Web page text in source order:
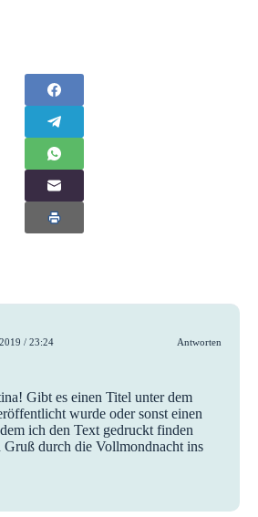
/ 23:24 Antworten
Gibt es einen Titel unter dem
wurde oder sonst einen
ich den Text gedruckt finden
Gruß durch die Vollmondnacht ins